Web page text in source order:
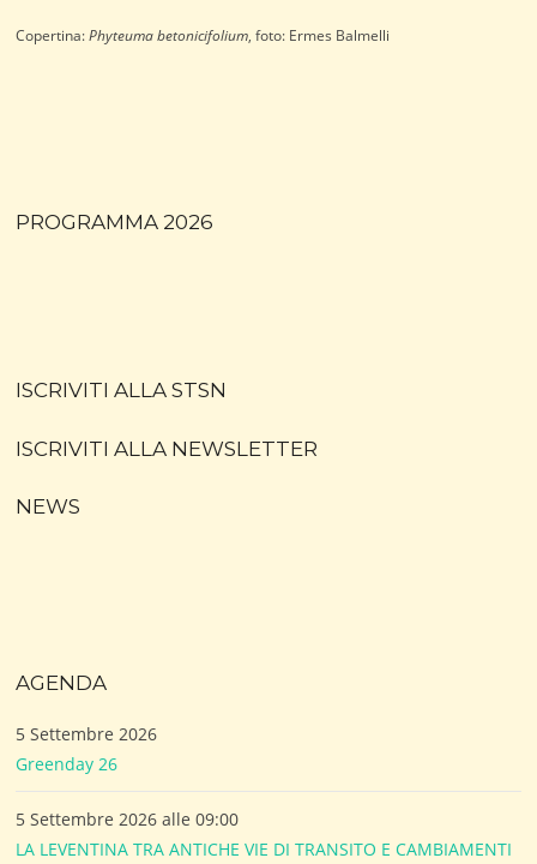
Copertina:Phyteuma betonicifolium , foto: Ermes Balmelli
PROGRAMMA 2026
ISCRIVITI ALLA STSN
ISCRIVITI ALLA NEWSLETTER
NEWS
AGENDA
5 Settembre 2026
Greenday 26
5 Settembre 2026 alle 09:00
LA LEVENTINA TRA ANTICHE VIE DI TRANSITO E CAMBIAMENTI